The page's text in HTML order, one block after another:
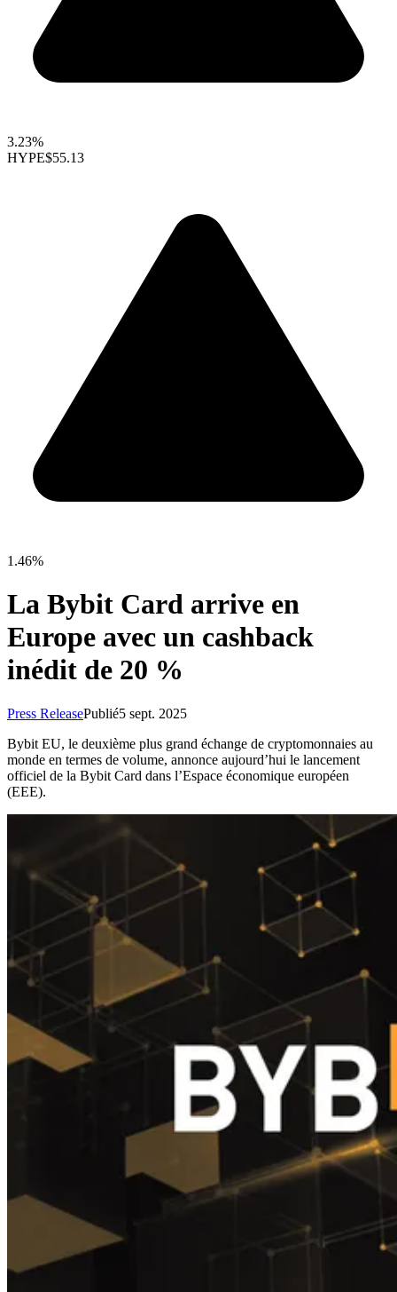
3.23%
HYPE$55.13
1.46%
La Bybit Card arrive en
Europe avec un cashback
inédit de 20 %
Press ReleasePublié5 sept. 2025
Bybit EU, le deuxième plus grand échange de cryptomonnaies au
monde en termes de volume, annonce aujourd’hui le lancement
officiel de la Bybit Card dans l’Espace économique européen
(EEE).